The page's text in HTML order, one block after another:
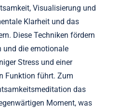
Visualisierung und
Klarheit und das
Diese Techniken fördern
und die emotionale
Stress und einer
Funktion führt. Zum
das
Moment, was